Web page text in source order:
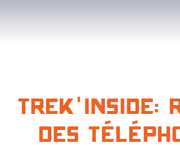
Trek'Inside:
des